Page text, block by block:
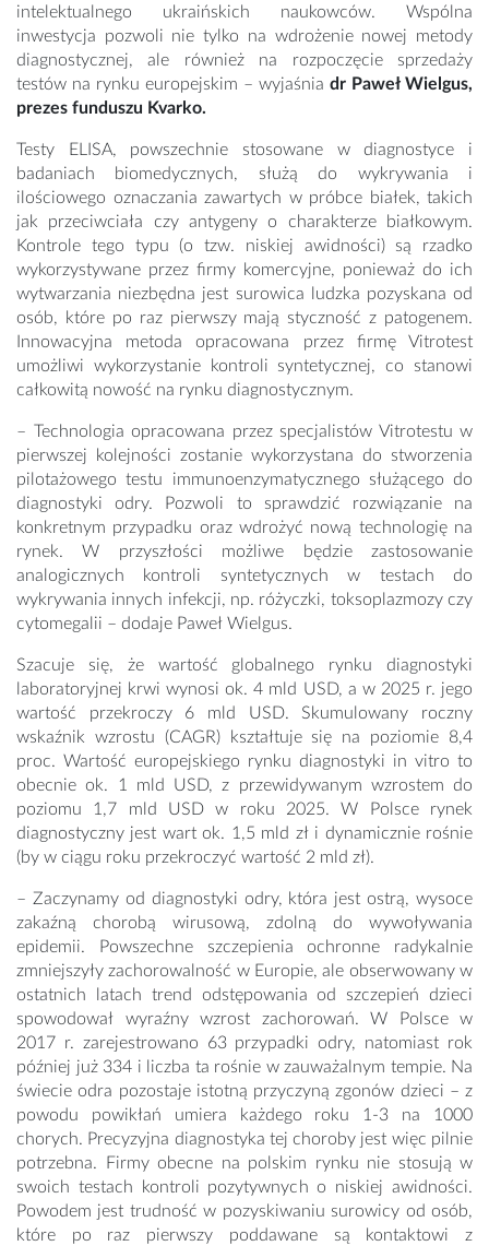
intelektualnego ukraińskich naukowców. Wspólna
inwestycja pozwoli nie tylko na wdrożenie nowej metody
diagnostycznej, ale również na rozpoczęcie sprzedaży
testów na rynku europejskim – wyjaśnia dr Paweł Wielgus,
prezes funduszu Kvarko.
Testy ELISA, powszechnie stosowane w diagnostyce i
badaniach biomedycznych, służą do wykrywania i
ilościowego oznaczania zawartych w próbce białek, takich
jak przeciwciała czy antygeny o charakterze białkowym.
Kontrole tego typu (o tzw. niskiej awidności) są rzadko
wykorzystywane przez firmy komercyjne, ponieważ do ich
wytwarzania niezbędna jest surowica ludzka pozyskana od
osób, które po raz pierwszy mają styczność z patogenem.
Innowacyjna metoda opracowana przez firmę Vitrotest
umożliwi wykorzystanie kontroli syntetycznej, co stanowi
całkowitą nowość na rynku diagnostycznym.
– Technologia opracowana przez specjalistów Vitrotestu w
pierwszej kolejności zostanie wykorzystana do stworzenia
pilotażowego testu immunoenzymatycznego służącego do
diagnostyki odry. Pozwoli to sprawdzić rozwiązanie na
konkretnym przypadku oraz wdrożyć nową technologię na
rynek. W przyszłości możliwe będzie zastosowanie
analogicznych kontroli syntetycznych w testach do
wykrywania innych infekcji, np. różyczki, toksoplazmozy czy
cytomegalii – dodaje Paweł Wielgus.
Szacuje się, że wartość globalnego rynku diagnostyki
laboratoryjnej krwi wynosi ok. 4 mld USD, a w 2025 r. jego
wartość przekroczy 6 mld USD. Skumulowany roczny
wskaźnik wzrostu (CAGR) kształtuje się na poziomie 8,4
proc. Wartość europejskiego rynku diagnostyki in vitro to
obecnie ok. 1 mld USD, z przewidywanym wzrostem do
poziomu 1,7 mld USD w roku 2025. W Polsce rynek
diagnostyczny jest wart ok. 1,5 mld zł i dynamicznie rośnie
(by w ciągu roku przekroczyć wartość 2 mld zł).
– Zaczynamy od diagnostyki odry, która jest ostrą, wysoce
zakaźną chorobą wirusową, zdolną do wywoływania
epidemii. Powszechne szczepienia ochronne radykalnie
zmniejszyły zachorowalność w Europie, ale obserwowany w
ostatnich latach trend odstępowania od szczepień dzieci
spowodował wyraźny wzrost zachorowań. W Polsce w
2017 r. zarejestrowano 63 przypadki odry, natomiast rok
później już 334 i liczba ta rośnie w zauważalnym tempie. Na
świecie odra pozostaje istotną przyczyną zgonów dzieci – z
powodu powikłań umiera każdego roku 1-3 na 1000
chorych. Precyzyjna diagnostyka tej choroby jest więc pilnie
potrzebna. Firmy obecne na polskim rynku nie stosują w
swoich testach kontroli pozytywnych o niskiej awidności.
Powodem jest trudność w pozyskiwaniu surowicy od osób,
które po raz pierwszy poddawane są kontaktowi z